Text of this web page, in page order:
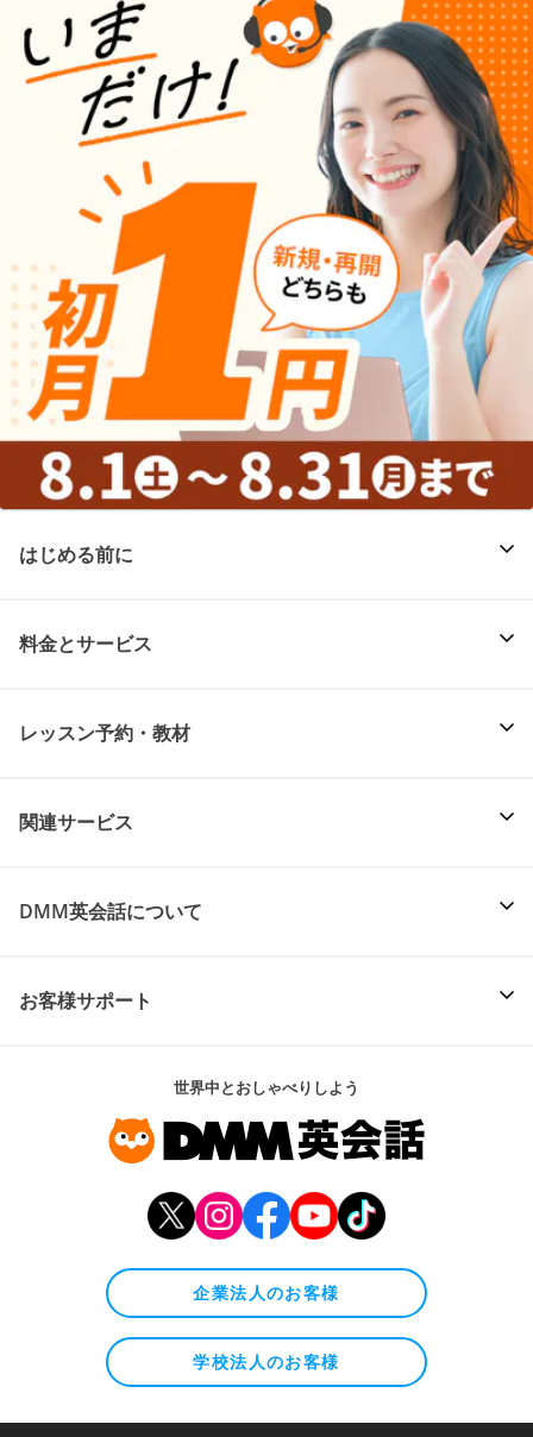
はじめる前に
料金とサービス
レッスン予約・教材
関連サービス
DMM英会話について
お客様サポート
世界中とおしゃべりしよう
企業法人のお客様
学校法人のお客様